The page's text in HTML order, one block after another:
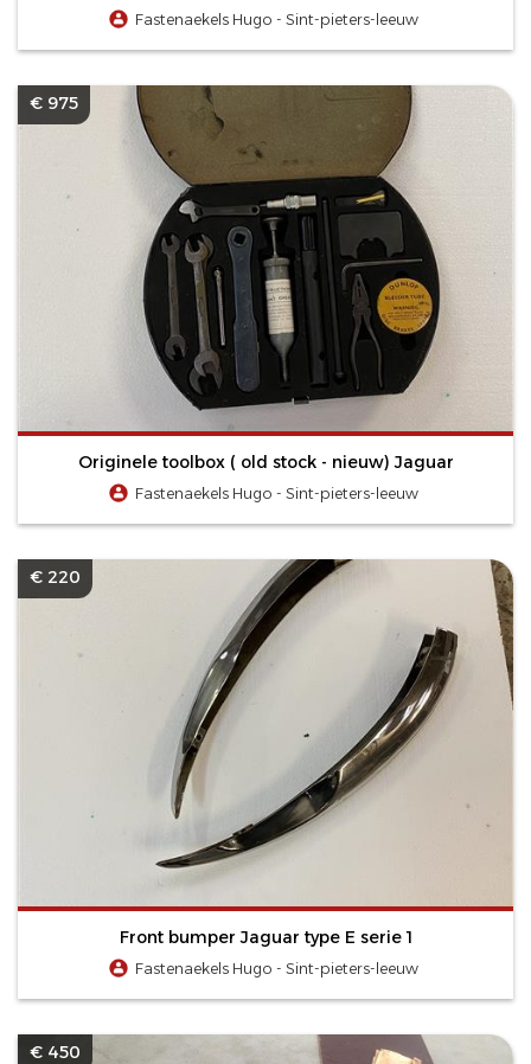
Fastenaekels Hugo - Sint-pieters-leeuw
€ 975
Originele toolbox ( old stock - nieuw) Jaguar
Fastenaekels Hugo - Sint-pieters-leeuw
€ 220
Front bumper Jaguar type E serie 1
Fastenaekels Hugo - Sint-pieters-leeuw
€ 450